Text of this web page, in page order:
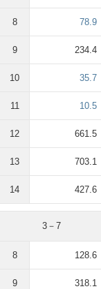
8 78.9
9 234.4
10 35.7
11 10.5
12 661.5
13 703.1
14 427.6
3－7
8 128.6
9 318.1